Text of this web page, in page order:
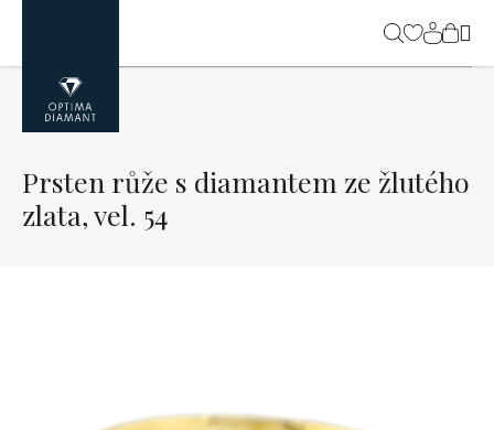
obsah
Prsten růže s diamantem ze žlutého
zlata, vel. 54